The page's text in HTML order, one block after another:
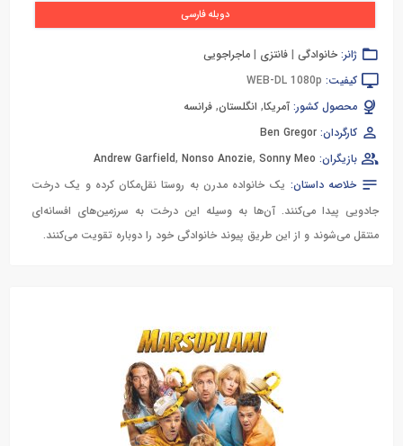
دوبله فارسی
ژانر: خانوادگی | فانتزی | ماجراجویی
کیفیت: WEB-DL 1080p
محصول کشور: آمریکا, انگلستان, فرانسه
کارگردان: Ben Gregor
بازیگران:
Andrew Garfield, Nonso Anozie, Sonny Meo
خلاصه داستان: یک خانواده مدرن به روستا نقل‌مکان کرده و یک درخت
جادویی پیدا می‌کنند. آن‌ها به وسیله این درخت به سرزمین‌های افسانه‌ای
منتقل می‌شوند و از این طریق پیوند خانوادگی خود را دوباره تقویت می‌کنند.